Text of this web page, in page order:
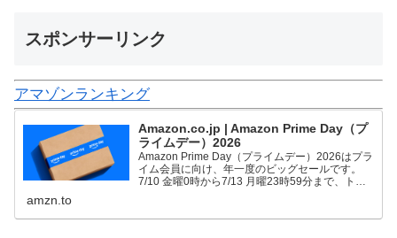
スポンサーリンク
アマゾンランキング
Amazon.co.jp | Amazon Prime Day（プ
ライムデー）2026
Amazon Prime Day（プライムデー）2026はプラ
イム会員に向け、年一度のビッグセールです。
7/10 金曜0時から7/13 月曜23時59分まで、トッ
amzn.to